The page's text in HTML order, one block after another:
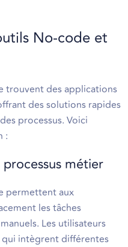
No-code et
trouvent des applications
des solutions rapides
processus. Voici
:
métier
permettent aux
les tâches
Les utilisateurs
intègrent différentes